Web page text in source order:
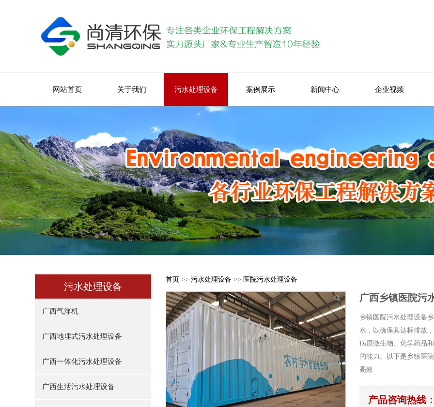
网站首页 关于我们 污水处理设备 案例展示 新闻中心 企业视频
污水处理设备
广西气浮机
广西地埋式污水处理设备
广西一体化污水处理设备
广西生活污水处理设备
首页 >> 污水处理设备 >> 医院污水处理设备
广西乡镇医院污
乡镇医院污水处理设备
水，以确保其达标排放
病原微生物、化学药品
的能力。以下是乡镇医
高效
产品咨询热线